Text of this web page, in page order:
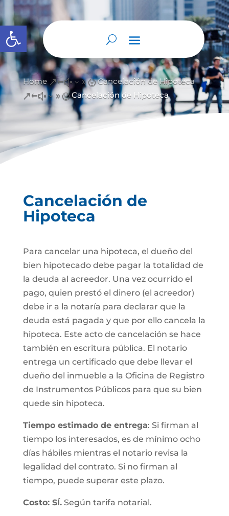
Abrir barra de herramientas
Home &#x39; Cancelación de Hipoteca
&#x39; Cancelación de Hipoteca
Cancelación de
Hipoteca
Para cancelar una hipoteca, el dueño del
bien hipotecado debe pagar la totalidad de
la deuda al acreedor. Una vez ocurrido el
pago, quien prestó el dinero (el acreedor)
debe ir a la notaría para declarar que la
deuda está pagada y que por ello cancela la
hipoteca. Este acto de cancelación se hace
también en escritura pública. El notario
entrega un certificado que debe llevar el
dueño del inmueble a la Oficina de Registro
de Instrumentos Públicos para que su bien
quede sin hipoteca.
Tiempo estimado de entrega: Si firman al
tiempo los interesados, es de mínimo ocho
días hábiles mientras el notario revisa la
legalidad del contrato. Si no firman al
tiempo, puede superar este plazo.
Costo: SÍ.Según tarifa notarial.